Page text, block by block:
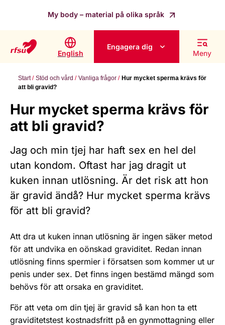
My body – material på olika språk
English
Engagera dig
Meny
Start Stöd och vård Vanliga frågor
Hur mycket sperma krävs för
att bli gravid?
Hur mycket sperma krävs för
att bli gravid?
Jag och min tjej har haft sex en hel del
utan kondom. Oftast har jag dragit ut
kuken innan utlösning. Är det risk att hon
är gravid ändå? Hur mycket sperma krävs
för att bli gravid?
Att dra ut kuken innan utlösning är ingen säker metod
för att undvika en oönskad graviditet. Redan innan
utlösning finns spermier i försatsen som kommer ut ur
penis under sex. Det finns ingen bestämd mängd som
behövs för att orsaka en graviditet.
För att veta om din tjej är gravid så kan hon ta ett
graviditetstest kostnadsfritt på en gynmottagning eller